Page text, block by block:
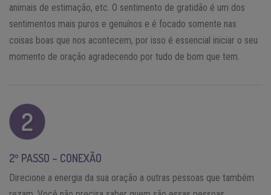
animais de estimação, etc. O sentimento de gratidão é um dos
sentimentos mais puros e genuínos e é focado somente nas
coisas boas que nos acontecem, por isso é essencial iniciar o seu
momento de oração agradecendo por tudo de bom que tem.
2º PASSO – CONEXÃO
Direcione a energia da sua oração a outras pessoas que também